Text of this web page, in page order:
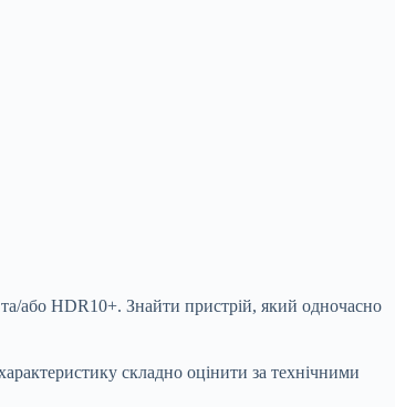
або HDR10+. Знайти пристрій, який одночасно
складно оцінити за технічними